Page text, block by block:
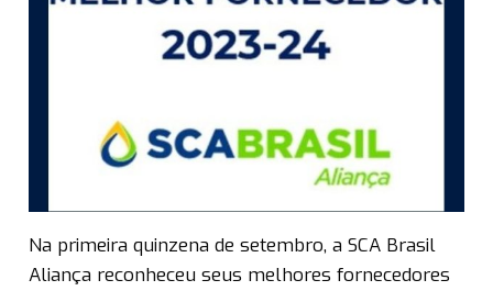
Na primeira quinzena de setembro, a SCA Brasil
Aliança reconheceu seus melhores fornecedores